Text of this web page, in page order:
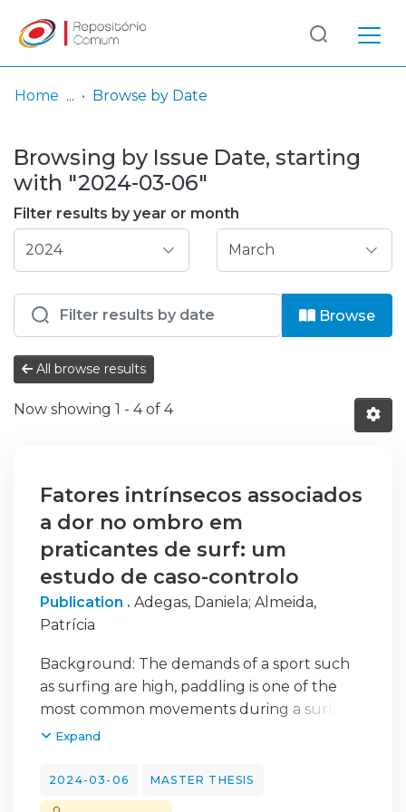
& Collections
Browse repository
Entities
Log
In
(current)
Home Browse by Date
Browsing by Issue Date, starting
with "2024-03-06"
Filter results by year or month
Browse
All browse results
Now showing 1 - 4 of 4
Fatores intrínsecos associados
a dor no ombro em
praticantes de surf: um
estudo de caso-controlo
Publication . Adegas, Daniela; Almeida,
Patrícia
Background: The demands of a sport such
as surfing are high, paddling is one of the
most common movements during a surfing
session and therefore the load on the
evidence regarding surf-related injuries, risk
factors should be taking into consideration in
Expand
2024-03-06 MASTER THESIS